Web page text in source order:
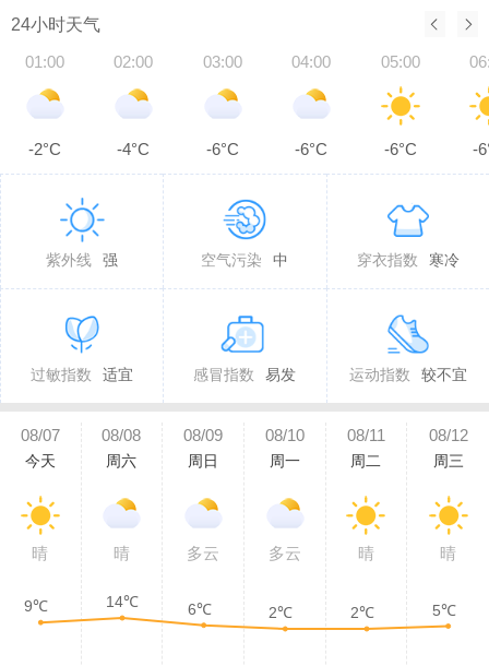
24小时天气
01:00
-2°C
02:00
-4°C
03:00
-6°C
04:00
-6°C
05:00
-6°C -
紫外线 强 空气污染 中 穿衣指数 寒冷
过敏指数 适宜 感冒指数 易发 运动指数 较不宜
08/07
今天
晴
08/08
周六
晴
08/09
周日
多云
08/10
周一
多云
08/11
周二
晴
08/12
周三
晴
9℃ 14℃ 6℃ 2℃ 2℃ 5℃